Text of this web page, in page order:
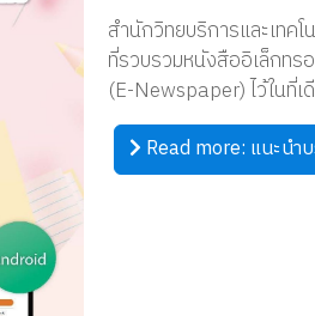
สำนักวิทยบริการและเทค
ที่รวบรวมหนังสืออิเล็กท
(E-Newspaper) ไว้ในที่
Read more: แนะนำ